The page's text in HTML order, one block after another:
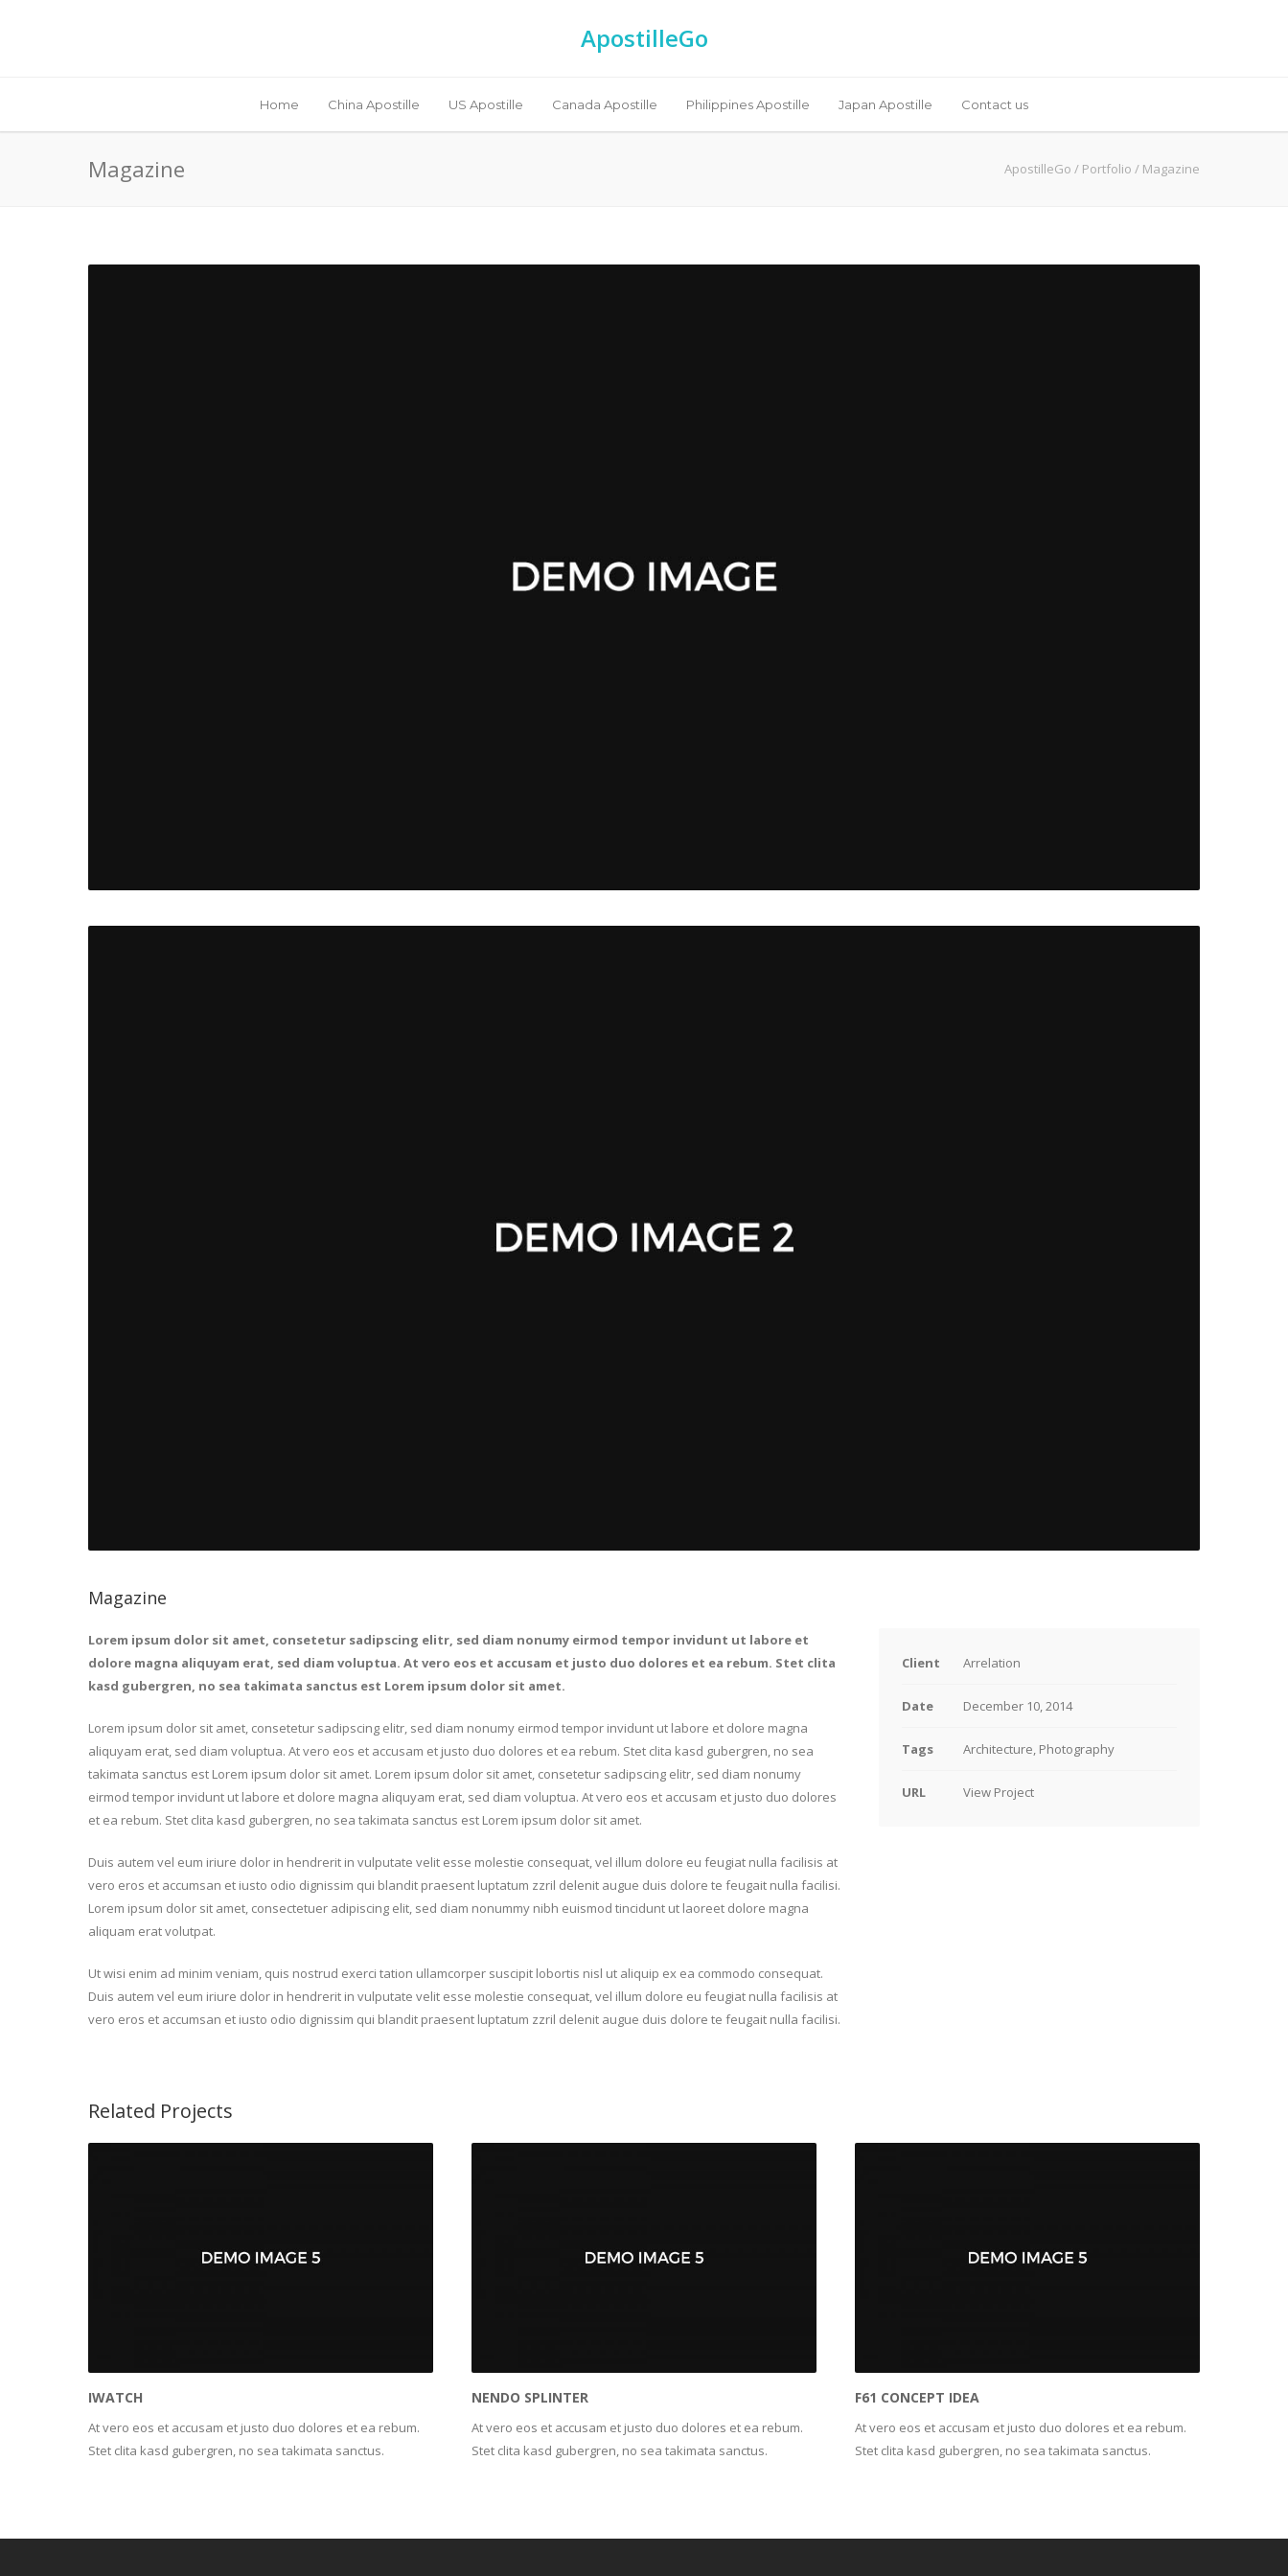
ApostilleGo
Home China Apostille US Apostille Canada Apostille Philippines Apostille Japan Apostille Contact us
Magazine ApostilleGo / Portfolio / Magazine
Magazine
Lorem ipsum dolor sit amet, consetetur sadipscing elitr, sed diam nonumy eirmod tempor invidunt ut labore et
dolore magna aliquyam erat, sed diam voluptua. At vero eos et accusam et justo duo dolores et ea rebum. Stet clita
kasd gubergren, no sea takimata sanctus est Lorem ipsum dolor sit amet.
Lorem ipsum dolor sit amet, consetetur sadipscing elitr, sed diam nonumy eirmod tempor invidunt ut labore et dolore magna
aliquyam erat, sed diam voluptua. At vero eos et accusam et justo duo dolores et ea rebum. Stet clita kasd gubergren, no sea
takimata sanctus est Lorem ipsum dolor sit amet. Lorem ipsum dolor sit amet, consetetur sadipscing elitr, sed diam nonumy
eirmod tempor invidunt ut labore et dolore magna aliquyam erat, sed diam voluptua. At vero eos et accusam et justo duo dolores
et ea rebum. Stet clita kasd gubergren, no sea takimata sanctus est Lorem ipsum dolor sit amet.
Duis autem vel eum iriure dolor in hendrerit in vulputate velit esse molestie consequat, vel illum dolore eu feugiat nulla facilisis at
vero eros et accumsan et iusto odio dignissim qui blandit praesent luptatum zzril delenit augue duis dolore te feugait nulla facilisi.
Lorem ipsum dolor sit amet, consectetuer adipiscing elit, sed diam nonummy nibh euismod tincidunt ut laoreet dolore magna
aliquam erat volutpat.
Ut wisi enim ad minim veniam, quis nostrud exerci tation ullamcorper suscipit lobortis nisl ut aliquip ex ea commodo consequat.
Duis autem vel eum iriure dolor in hendrerit in vulputate velit esse molestie consequat, vel illum dolore eu feugiat nulla facilisis at
vero eros et accumsan et iusto odio dignissim qui blandit praesent luptatum zzril delenit augue duis dolore te feugait nulla facilisi.
Client Arrelation
Date December 10, 2014
Tags Architecture, Photography
URL View Project
Related Projects
IWATCH
At vero eos et accusam et justo duo dolores et ea rebum.
Stet clita kasd gubergren, no sea takimata sanctus.
NENDO SPLINTER
At vero eos et accusam et justo duo dolores et ea rebum.
Stet clita kasd gubergren, no sea takimata sanctus.
F61 CONCEPT IDEA
At vero eos et accusam et justo duo dolores et ea rebum.
Stet clita kasd gubergren, no sea takimata sanctus.